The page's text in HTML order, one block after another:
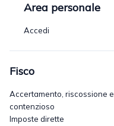
Area personale
Accedi
Fisco
Accertamento, riscossione e
contenzioso
Imposte dirette